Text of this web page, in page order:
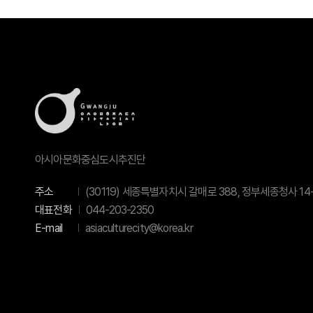
아시아문화중심도시추진단
주소
(30119) 세종특별자치시 갈매로 388, 정부세종청사
대표전화
044-203-2350
E-mail
asiaculturecity@korea.kr